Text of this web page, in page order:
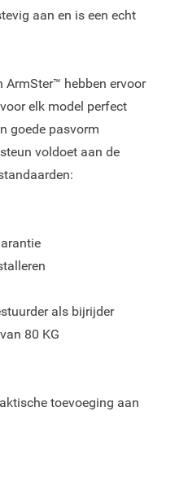
aan en is een echt
hebben ervoor
elk model perfect
goede pasvorm
voldoet aan de
als bijrijder
80 KG
toevoeging aan